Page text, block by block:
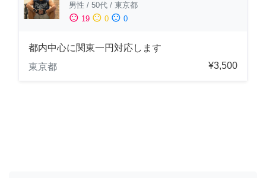
男性 / 50代 / 東京都
sentiment_satisfied 19 sentiment_neutral 0 sentiment_dissatisfied 0
都内中心に関東一円対応します
東京都
¥3,500